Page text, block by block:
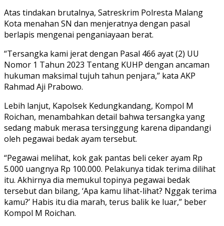
Atas tindakan brutalnya, Satreskrim Polresta Malang
Kota menahan SN dan menjeratnya dengan pasal
berlapis mengenai penganiayaan berat.
“Tersangka kami jerat dengan Pasal 466 ayat (2) UU
Nomor 1 Tahun 2023 Tentang KUHP dengan ancaman
hukuman maksimal tujuh tahun penjara,” kata AKP
Rahmad Aji Prabowo.
Lebih lanjut, Kapolsek Kedungkandang, Kompol M
Roichan, menambahkan detail bahwa tersangka yang
sedang mabuk merasa tersinggung karena dipandangi
oleh pegawai bedak ayam tersebut.
“Pegawai melihat, kok gak pantas beli ceker ayam Rp
5.000 uangnya Rp 100.000. Pelakunya tidak terima dilihat
itu. Akhirnya dia memukul topinya pegawai bedak
tersebut dan bilang, ‘Apa kamu lihat-lihat? Nggak terima
kamu?’ Habis itu dia marah, terus balik ke luar,” beber
Kompol M Roichan.